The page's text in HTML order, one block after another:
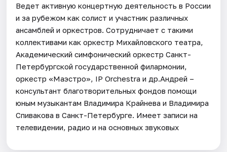
Ведет активную концертную деятельность в России
и за рубежом как солист и участник различных
ансамблей и оркестров. Сотрудничает с такими
коллективами как оркестр Михайловского театра,
Академический симфонический оркестр Санкт-
Петербургской государственной филармонии,
оркестр «Маэстро», IP Orchestra и др.Андрей –
консультант благотворительных фондов помощи
юным музыкантам Владимира Крайнева и Владимира
Спивакова в Санкт-Петербурге. Имеет записи на
телевидении, радио и на основных звуковых